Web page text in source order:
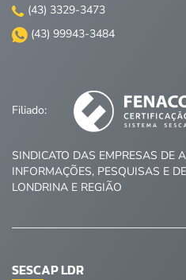
(43) 3329-3473
(43) 99943-3484
Filiado:
SINDICATO DAS EMPRESAS DE
INFORMAÇÕES, PESQUISAS E
LONDRINA E REGIÃO
SESCAP LDR